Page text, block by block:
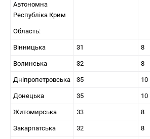
Автономна
Республіка Крим
Область:
Вінницька 31 8
Волинська 32 8
Дніпропетровська 35 10
Донецька 35 10
Житомирська 33 8
Закарпатська 32 8